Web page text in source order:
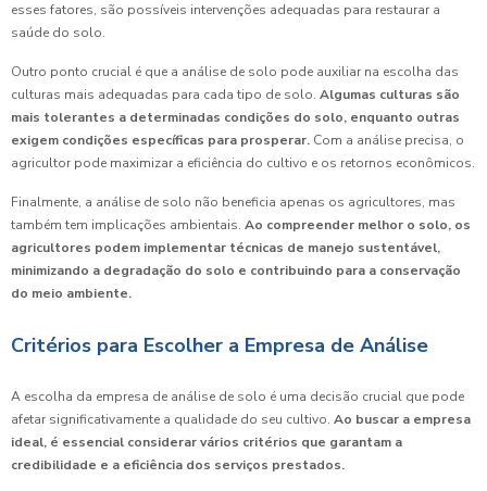
esses fatores, são possíveis intervenções adequadas para restaurar a
saúde do solo.
Outro ponto crucial é que a análise de solo pode auxiliar na escolha das
culturas mais adequadas para cada tipo de solo. Algumas culturas são
mais tolerantes a determinadas condições do solo, enquanto outras
exigem condições específicas para prosperar. Com a análise precisa, o
agricultor pode maximizar a eficiência do cultivo e os retornos econômicos.
Finalmente, a análise de solo não beneficia apenas os agricultores, mas
também tem implicações ambientais. Ao compreender melhor o solo, os
agricultores podem implementar técnicas de manejo sustentável,
minimizando a degradação do solo e contribuindo para a conservação
do meio ambiente.
Critérios para Escolher a Empresa de Análise
A escolha da empresa de análise de solo é uma decisão crucial que pode
afetar significativamente a qualidade do seu cultivo. Ao buscar a empresa
ideal, é essencial considerar vários critérios que garantam a
credibilidade e a eficiência dos serviços prestados.